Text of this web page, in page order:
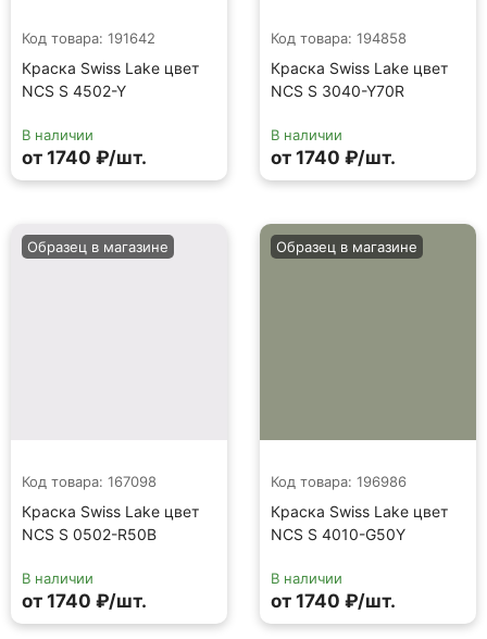
Код товара: 191642
Краска Swiss Lake цвет
NCS S 4502-Y
В наличии
от 1740 ₽/шт.
Код товара: 194858
Краска Swiss Lake цвет
NCS S 3040-Y70R
В наличии
от 1740 ₽/шт.
Код товара: 167098
Краска Swiss Lake цвет
NCS S 0502-R50B
Образец в магазине
В наличии
от 1740 ₽/шт.
Код товара: 196986
Краска Swiss Lake цвет
NCS S 4010-G50Y
Образец в магазине
В наличии
от 1740 ₽/шт.